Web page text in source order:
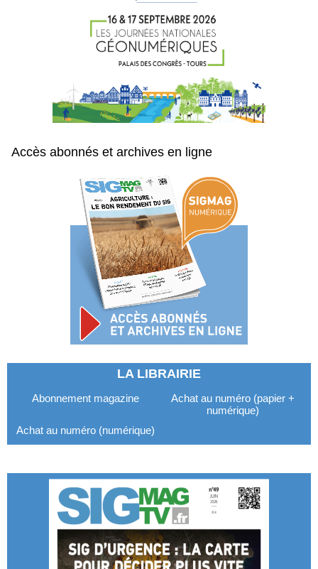
Accès abonnés et archives en ligne
LA LIBRAIRIE
Abonnement magazine
Achat au numéro (papier +
numérique)
Achat au numéro (numérique)